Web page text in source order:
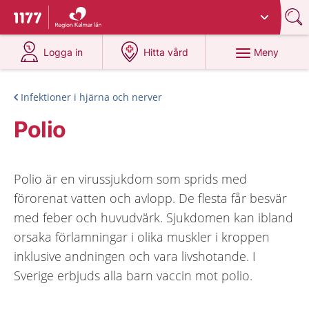
Till startsidan för 1177
Du har valt region
Logga in
på 1177.se
Hitta vård
på 1177.se
Meny
Infektioner i hjärna och nerver
Polio
Polio är en virussjukdom som sprids med
förorenat vatten och avlopp. De flesta får besvär
med feber och huvudvärk. Sjukdomen kan ibland
orsaka förlamningar i olika muskler i kroppen
inklusive andningen och vara livshotande. I
Sverige erbjuds alla barn vaccin mot polio.